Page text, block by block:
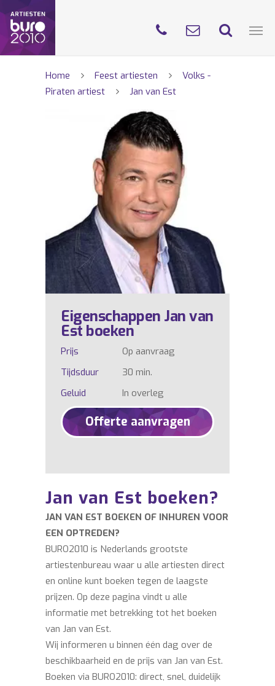
Home Feest artiesten
Volks -
Piraten artiest
Jan van Est
Eigenschappen Jan van
Est boeken
Prijs
Op aanvraag
Tijdsduur
30 min.
Geluid
In overleg
Offerte aanvragen
Jan van Est boeken?
JAN VAN EST BOEKEN OF INHUREN VOOR
EEN OPTREDEN?
BURO2010 is Nederlands grootste
artiestenbureau waar u alle artiesten direct
en online kunt boeken tegen de laagste
prijzen. Op deze pagina vindt u alle
informatie met betrekking tot het boeken
van Jan van Est.
Wij informeren u binnen één dag over de
beschikbaarheid en de prijs van Jan van Est.
Boeken via BURO2010: direct, snel, duidelijk